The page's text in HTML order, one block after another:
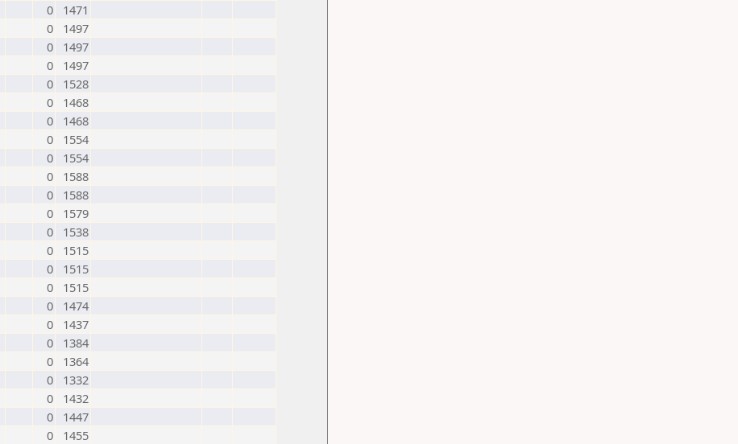
0
1471
0
1497
0
1497
0
1497
0
1528
0
1468
0
1468
0
1554
0
1554
0
1588
0
1588
0
1579
0
1538
0
1515
0
1515
0
1515
0
1474
0
1437
0
1384
0
1364
0
1332
0
1432
0
1447
0
1455